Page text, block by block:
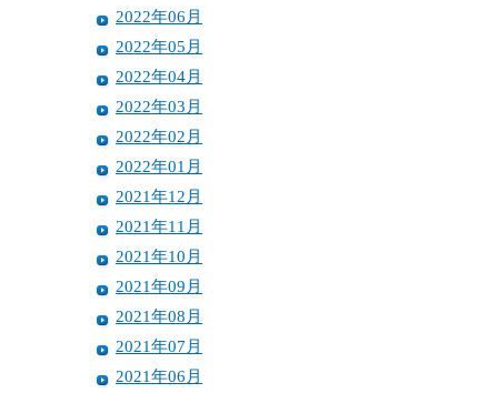
2022年06月
2022年05月
2022年04月
2022年03月
2022年02月
2022年01月
2021年12月
2021年11月
2021年10月
2021年09月
2021年08月
2021年07月
2021年06月